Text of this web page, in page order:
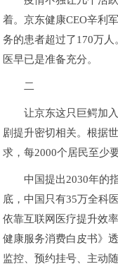
着。京东健康CEO辛利
务的患者超过了170万
医早已是准备充分。
二
让京东这只巨鳄加
剧提升密切相关。根据
求，每2000个居民至少
中国提出2030年的
底，中国只有35万全科
依靠互联网医疗提升效
健康服务消费白皮书》
监控、预约挂号、主动